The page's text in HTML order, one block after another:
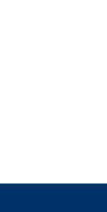
RENA 作为雇主